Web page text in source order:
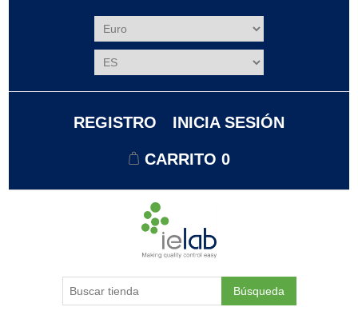
REGISTRO INICIA SESIÓN
CARRITO 0
Búsqueda